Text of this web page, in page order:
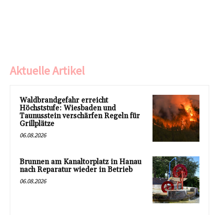
Aktuelle Artikel
Waldbrandgefahr erreicht
Höchststufe: Wiesbaden und
Taunusstein verschärfen Regeln für
Grillplätze
06.08.2026
Brunnen am Kanaltorplatz in Hanau
nach Reparatur wieder in Betrieb
06.08.2026